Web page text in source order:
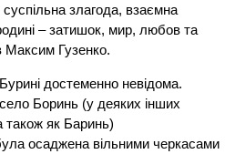
суспільна злагода, взаємна
– затишок, мир, любов та
Максим Гузенко.
достеменно невідома.
Боринь (у деяких інших
також як Баринь)
осаджена вільними черкасами